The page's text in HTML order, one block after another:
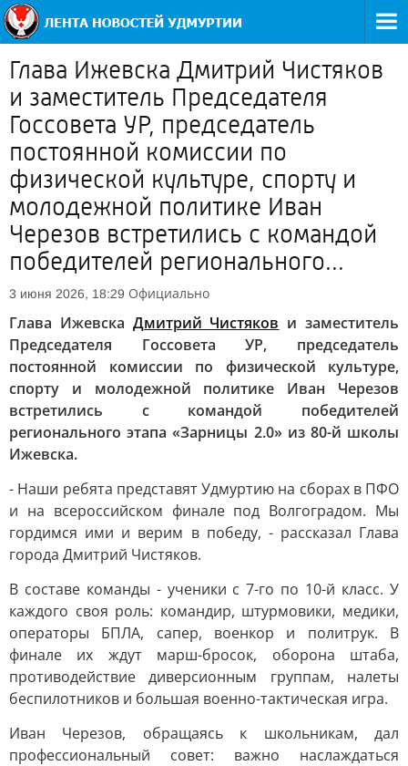
Глава Ижевска Дмитрий Чистяков
и заместитель Председателя
Госсовета УР, председатель
постоянной комиссии по
физической культуре, спорту и
молодежной политике Иван
Черезов встретились с командой
победителей регионального...
3 июня 2026, 18:29 Официально
Глава Ижевска Дмитрий Чистяков и заместитель
Председателя Госсовета УР, председатель
постоянной комиссии по физической культуре,
спорту и молодежной политике Иван Черезов
встретились с командой победителей
регионального этапа «Зарницы 2.0» из 80-й школы
Ижевска.
- Наши ребята представят Удмуртию на сборах в ПФО
и на всероссийском финале под Волгоградом. Мы
гордимся ими и верим в победу, - рассказал Глава
города Дмитрий Чистяков.
В составе команды - ученики с 7-го по 10-й класс. У
каждого своя роль: командир, штурмовики, медики,
операторы БПЛА, сапер, военкор и политрук. В
финале их ждут марш-бросок, оборона штаба,
противодействие диверсионным группам, налеты
беспилотников и большая военно-тактическая игра.
Иван Черезов, обращаясь к школьникам, дал
профессиональный совет: важно наслаждаться